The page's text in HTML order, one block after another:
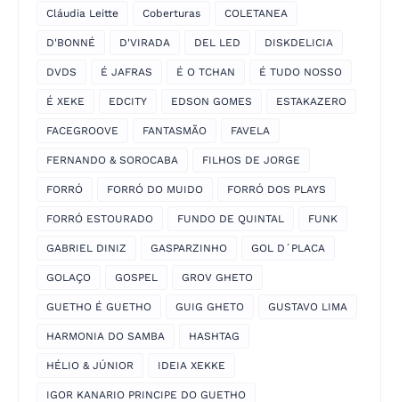
Cláudia Leitte Coberturas COLETANEA
D'BONNÉ D'VIRADA DEL LED DISKDELICIA
DVDS É JAFRAS É O TCHAN É TUDO NOSSO
É XEKE EDCITY EDSON GOMES ESTAKAZERO
FACEGROOVE FANTASMÃO FAVELA
FERNANDO & SOROCABA FILHOS DE JORGE
FORRÓ FORRÓ DO MUIDO FORRÓ DOS PLAYS
FORRÓ ESTOURADO FUNDO DE QUINTAL FUNK
GABRIEL DINIZ GASPARZINHO GOL D´PLACA
GOLAÇO GOSPEL GROV GHETO
GUETHO É GUETHO GUIG GHETO GUSTAVO LIMA
HARMONIA DO SAMBA HASHTAG
HÉLIO & JÚNIOR IDEIA XEKKE
IGOR KANARIO PRINCIPE DO GUETHO